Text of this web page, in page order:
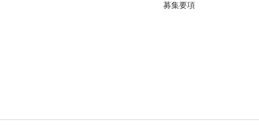
募集要項